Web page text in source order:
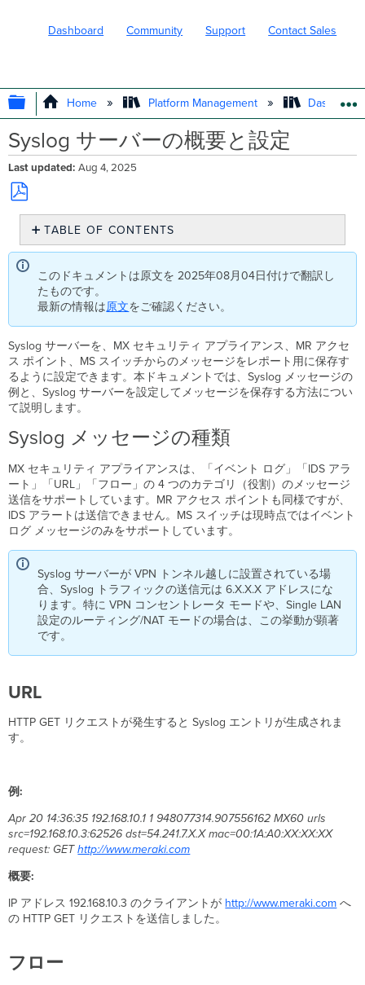
Dashboard Community Support Contact Sales
EXPAND/COLLAPSE GLOBAL
Home Platform Management
Syslog サーバーの概要と設定
Last updated Aug 4, 2025
Save
PDF
TABLE OF CONTENTS
Syslog
ッ
セ
ー
ジ
の
種
類
URL
フ
ロ
ー
ア
プ
ラ
イ
ア
／
ス
イ
ッ
ン
ュ
リ
テ
ベ
ン
このドキュメントは原文を 2025年08月04日付けで翻訳し
たものです。
最新の情報は原文をご確認ください。
Syslog サーバーを、MX セキュリティ アプライアンス、MR アクセ
ス ポイント、MS スイッチからのメッセージをレポート用に保存す
るように設定できます。本ドキュメントでは、Syslog メッセージの
例と、Syslog サーバーを設定してメッセージを保存する方法につい
て説明します。
Syslog メッセージの種類
MX セキュリティ アプライアンスは、「イベント ログ」「IDS アラ
ート」「URL」「フロー」の 4 つのカテゴリ（役割）のメッセージ
送信をサポートしています。MR アクセス ポイントも同様ですが、
IDS アラートは送信できません。MS スイッチは現時点ではイベント
ログ メッセージのみをサポートしています。
Syslog サーバーが VPN トンネル越しに設置されている場
合、Syslog トラフィックの送信元は 6.X.X.X アドレスにな
ります。特に VPN コンセントレータ モードや、Single LAN
設定のルーティング/NAT モードの場合は、この挙動が顕著
です。
URL
HTTP GET リクエストが発生すると Syslog エントリが生成されま
す。
例:
Apr 20 14:36:35 192.168.10.1 1 948077314.907556162 MX60 urls
src=192.168.10.3:62526 dst=54.241.7.X.X mac=00:1A:A0:XX:XX:XX
request: GEThttp://www.meraki.com
概要:
IP アドレス 192.168.10.3 のクライアントが http://www.meraki.com へ
の HTTP GET リクエストを送信しました。
フロー